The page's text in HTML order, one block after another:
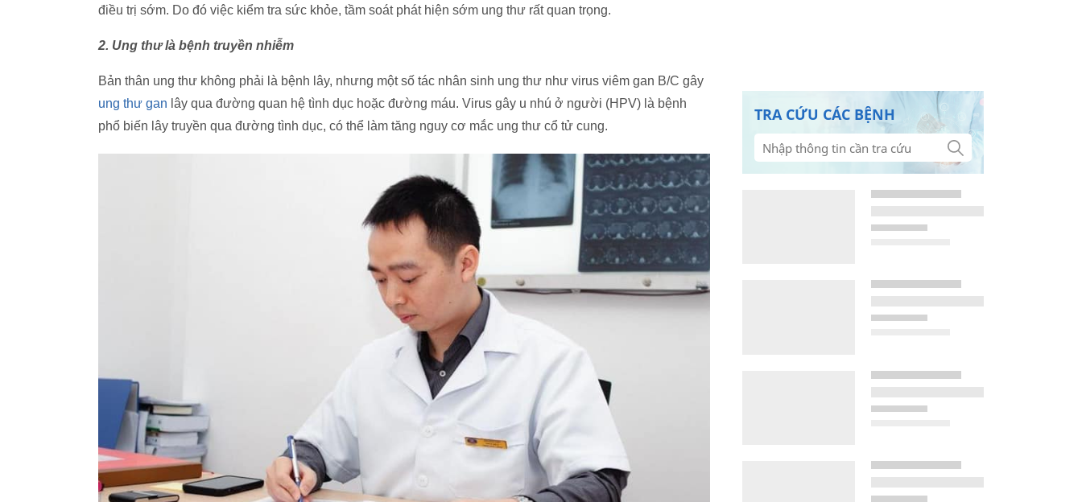
điều trị sớm. Do đó việc kiểm tra sức khỏe, tầm soát phát hiện sớm ung thư rất quan trọng.
2. Ung thư là bệnh truyền nhiễm
Bản thân ung thư không phải là bệnh lây, nhưng một số tác nhân sinh ung thư như virus viêm gan B/C gây
ung thư gan lây qua đường quan hệ tình dục hoặc đường máu. Virus gây u nhú ở người (HPV) là bệnh
phổ biến lây truyền qua đường tình dục, có thể làm tăng nguy cơ mắc ung thư cổ tử cung.
TRA CỨU CÁC BỆNH